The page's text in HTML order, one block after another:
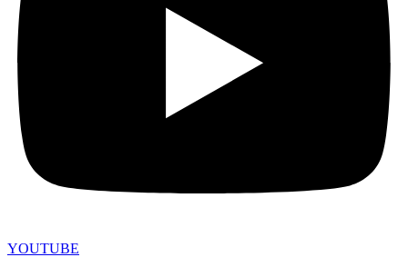
YOUTUBE